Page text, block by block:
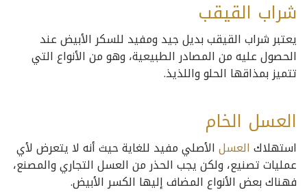
شراب القيقب
يعتبر شراب القيقب بديل جيد ومفيد للسكر الأبيض عند
الحصول عليه من المصادر الطبيعية، وهو من الأنواع التي
تتميز بمذاقها الحلو واللذيذ.
العسل الخام
استهلاك العسلالأصلي مفيد للغاية حيث أنه لا يتعرض لأي
عمليات تصنيع، ولكن يجب الحذر من العسل التجاري والمصنع،
فهناك بعض الأنواع المضاف إليها الكسر الأبيض.